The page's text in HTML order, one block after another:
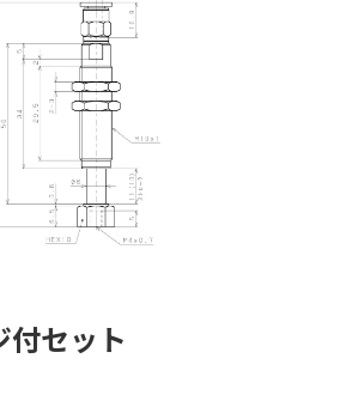
付セット